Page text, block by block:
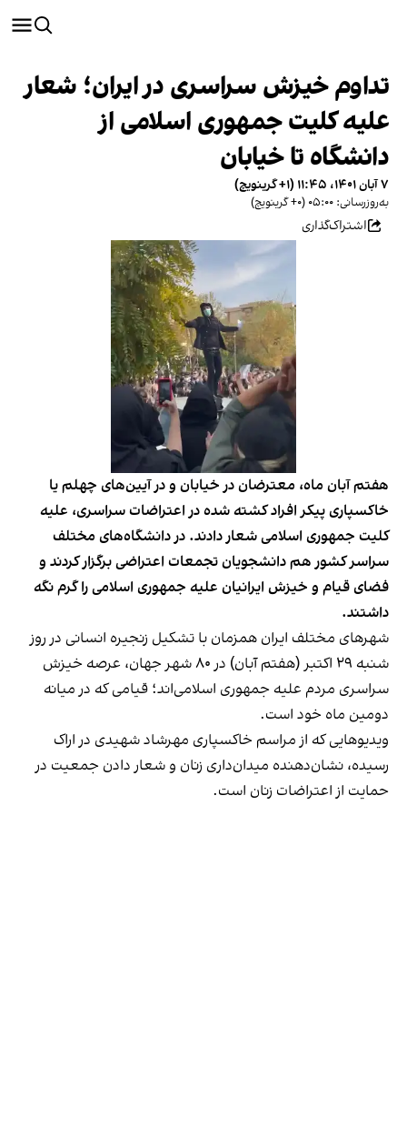
تداوم خیزش سراسری در ایران؛ شعار
علیه کلیت جمهوری اسلامی از
دانشگاه تا خیابان
۷ آبان ۱۴۰۱، ۱۱:۴۵ (‎+۱ گرینویچ)
به‌روزرسانی: ۰۵:۰۰ (‎+۰ گرینویچ)
اشتراک‌گذاری
هفتم آبان ماه، معترضان در خیابان و در آیین‌های چهلم یا
خاکسپاری پیکر افراد کشته‌ شده در اعتراضات سراسری، علیه
کلیت جمهوری اسلامی شعار دادند. در دانشگاه‌های مختلف
سراسر کشور هم دانشجویان تجمعات اعتراضی برگزار کردند و
فضای قیام و خیزش ایرانیان علیه جمهوری اسلامی را گرم نگه
داشتند.
شهرهای مختلف ایران همزمان با تشکیل زنجیره انسانی در روز
شنبه ۲۹ اکتبر (هفتم آبان) در ۸۰ شهر جهان، عرصه خیزش
سراسری مردم علیه جمهوری اسلامی‌اند؛ قیامی که در میانه
دومین ماه خود است.
ویدیوهایی که از مراسم خاکسپاری مهرشاد شهیدی در اراک
رسیده، نشان‌دهنده میدان‌داری زنان و شعار دادن جمعیت در
حمایت از اعتراضات زنان است.